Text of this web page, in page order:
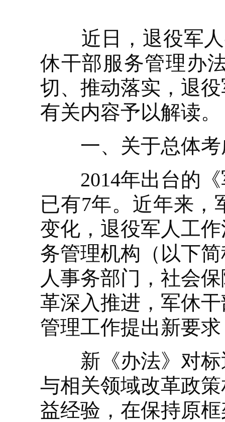
近日，退役军人
休干部服务管理办
切、推动落实，退
有关内容予以解读。
一、关于总体考
2014年出台的《
已有7年。近年来，
变化，退役军人工
务管理机构（以下
人事务部门，社会
革深入推进，军休
管理工作提出新要
新《办法》对标
与相关领域改革政
益经验，在保持原